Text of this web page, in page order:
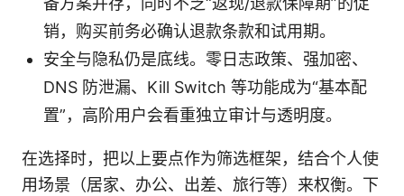
销，购买前务必确认退款条款和试用期。
安全与隐私仍是底线。零日志政策、强加密、
DNS 防泄漏、Kill Switch 等功能成为“基本配
置”，高阶用户会看重独立审计与透明度。
在选择时，把以上要点作为筛选框架，结合个人使
用场景（居家、办公、出差、旅行等）来权衡。下